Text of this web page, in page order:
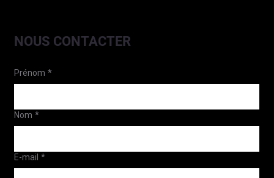
NOUS CONTACTER
Prénom *
Nom *
E-mail *